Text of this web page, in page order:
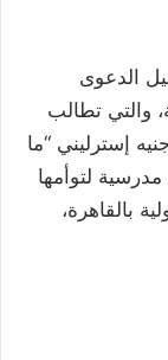
الدعوى
والتي تطالب
أحمد عز، بدفع 44 ألف جنيه إسترليني “ما
مدرسية لتوأمها
بالقاهرة،